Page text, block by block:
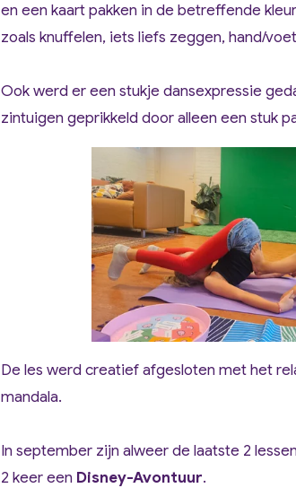
en een kaart pakken in de betreffende
zoals knuffelen, iets liefs zeggen, hand/
Ook werd er een stukje dansexpressie
zintuigen geprikkeld door alleen een stuk
De les werd creatief afgesloten met het
mandala.
In september zijn alweer de laatste 2
2 keer een Disney-Avontuur.